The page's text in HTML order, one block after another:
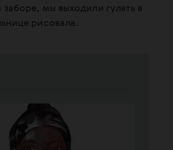
мы выходили гулять в
рисовала.